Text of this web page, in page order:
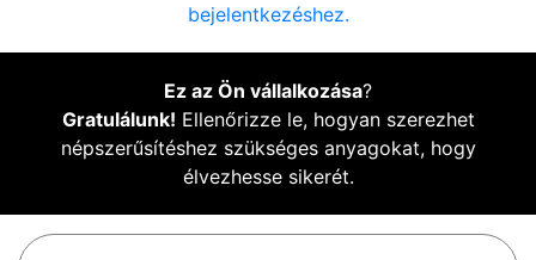
bejelentkezéshez.
Ez az Ön vállalkozása?
Gratulálunk! Ellenőrizze le, hogyan szerezhet
népszerűsítéshez szükséges anyagokat, hogy
élvezhesse sikerét.